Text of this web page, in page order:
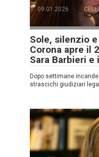
09.01.2026
Sole, silenzio
Corona apre il
Sara Barbieri
Dopo settimane
strascichi giudiziari